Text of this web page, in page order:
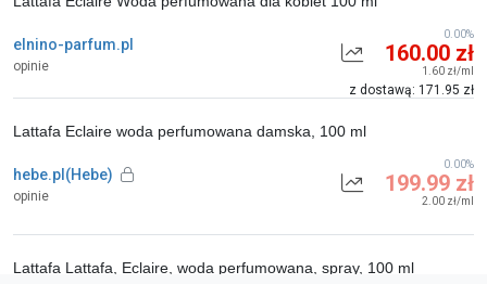
elnino-parfum.pl
opinie 160.00 zł
1.60 zł/ml
z dostawą: 171.95 zł
0.00%
hebe.pl(Hebe)
opinie
Lattafa Eclaire woda perfumowana damska, 100 ml
199.99 zł
2.00 zł/ml
0.00%
Lattafa Lattafa, Eclaire, woda perfumowana, spray, 100 ml